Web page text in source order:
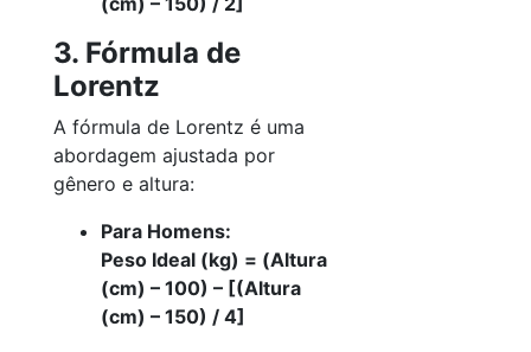
3. Fórmula de
Lorentz
A fórmula de Lorentz é uma
abordagem ajustada por
gênero e altura:
Para Homens:
Peso Ideal (kg) = (Altura
(cm) – 100) – [(Altura
(cm) – 150) / 4]